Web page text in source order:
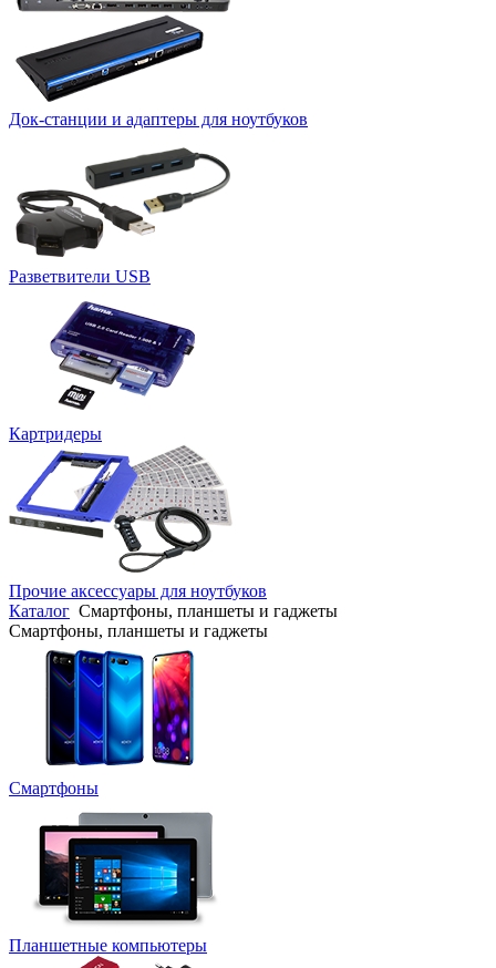
Док-станции и адаптеры для ноутбуков
Разветвители USB
Картридеры
Прочие аксессуары для ноутбуков
Каталог Смартфоны, планшеты и гаджеты
Смартфоны, планшеты и гаджеты
Смартфоны
Планшетные компьютеры